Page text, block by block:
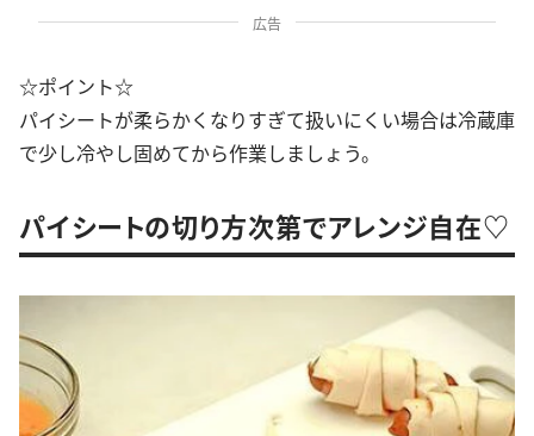
広告
☆ポイント☆
パイシートが柔らかくなりすぎて扱いにくい場合は冷蔵庫
で少し冷やし固めてから作業しましょう。
パイシートの切り方次第でアレンジ自在♡